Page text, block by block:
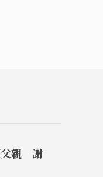
父親 謝